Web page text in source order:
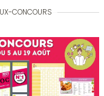
CONCOURS